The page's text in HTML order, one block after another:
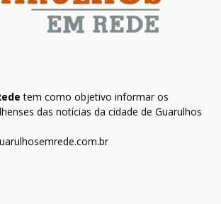
tem como objetivo informar os
das notícias da cidade de Guarulhos